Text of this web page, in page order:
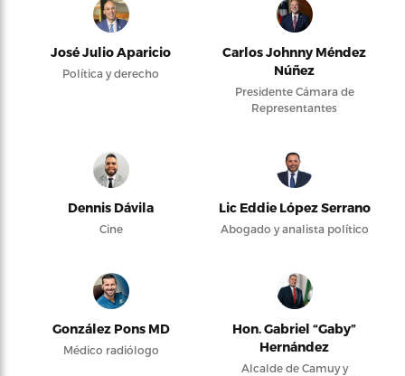
José Julio Aparicio
Política y derecho
Carlos Johnny Méndez
Núñez
Presidente Cámara de
Representantes
Dennis Dávila
Cine
Lic Eddie López Serrano
Abogado y analista político
González Pons MD
Médico radiólogo
Hon. Gabriel “Gaby”
Hernández
Alcalde de Camuy y